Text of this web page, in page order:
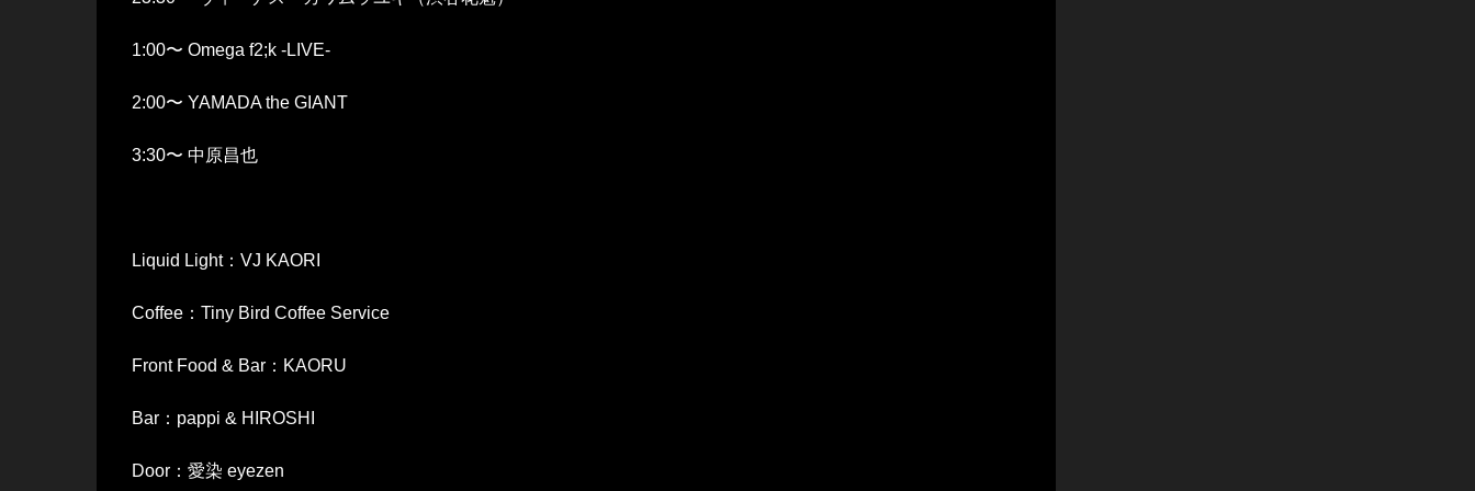
1:00〜 Omega f2;k -LIVE-
2:00〜 YAMADA the GIANT
3:30〜 中原昌也
Liquid Light：VJ KAORI
Coffee：Tiny Bird Coffee Service
Front Food & Bar：KAORU
Bar：pappi & HIROSHI
Door：愛染 eyezen